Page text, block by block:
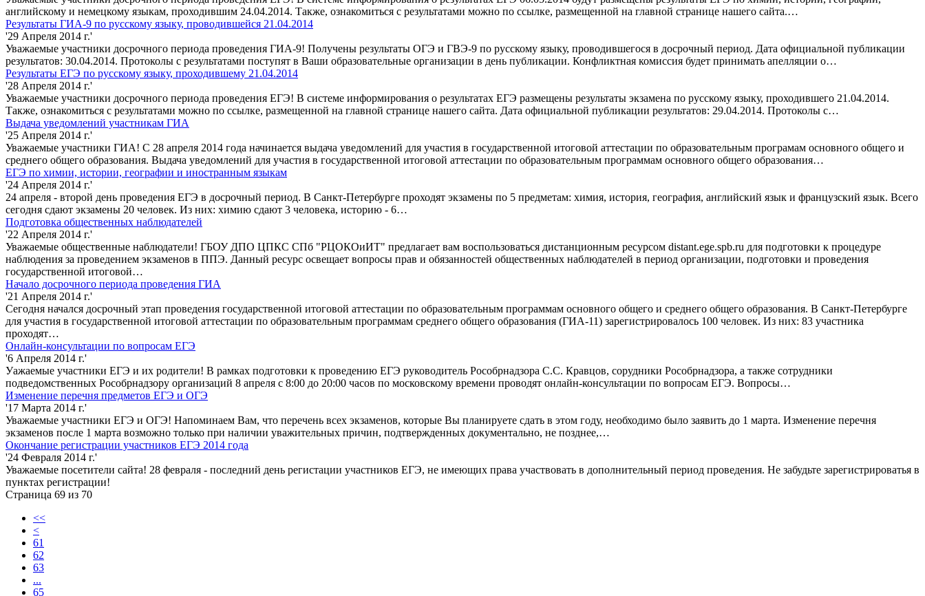
английскому и немецкому языкам, проходившим 24.04.2014. Также, ознакомиться с результатами можно по ссылке, размещенной на главной странице нашего сайта.…
Результаты ГИА-9 по русскому языку, проводившейся 21.04.2014
'29 Апреля 2014 г.'
Уважаемые участники досрочного периода проведения ГИА-9! Получены результаты ОГЭ и ГВЭ-9 по русскому языку, проводившегося в досрочный период. Дата официальной публикации
результатов: 30.04.2014. Протоколы с результатами поступят в Ваши образовательные организации в день публикации. Конфликтная комиссия будет принимать апелляции о…
Результаты ЕГЭ по русскому языку, проходившему 21.04.2014
'28 Апреля 2014 г.'
Уважаемые участники досрочного периода проведения ЕГЭ! В системе информирования о результатах ЕГЭ размещены результаты экзамена по русскому языку, проходившего 21.04.2014.
Также, ознакомиться с результатами можно по ссылке, размещенной на главной странице нашего сайта. Дата официальной публикации результатов: 29.04.2014. Протоколы с…
Выдача уведомлений участникам ГИА
'25 Апреля 2014 г.'
Уважаемые участники ГИА! С 28 апреля 2014 года начинается выдача уведомлений для участия в государственной итоговой аттестации по образовательным програмам основного общего и
среднего общего образования. Выдача уведомлений для участия в государственной итоговой аттестации по образовательным программам основного общего образования…
ЕГЭ по химии, истории, географии и иностранным языкам
'24 Апреля 2014 г.'
24 апреля - второй день проведения ЕГЭ в досрочный период. В Санкт-Петербурге проходят экзамены по 5 предметам: химия, история, география, английский язык и французский язык. Всего
сегодня сдают экзамены 20 человек. Из них: химию сдают 3 человека, историю - 6…
Подготовка общественных наблюдателей
'22 Апреля 2014 г.'
Уважаемые общественные наблюдатели! ГБОУ ДПО ЦПКС СПб "РЦОКОиИТ" предлагает вам воспользоваться дистанционным ресурсом distant.ege.spb.ru для подготовки к процедуре
наблюдения за проведением экзаменов в ППЭ. Данный ресурс освещает вопросы прав и обязанностей общественных наблюдателей в период организации, подготовки и проведения
государственной итоговой…
Начало досрочного периода проведения ГИА
'21 Апреля 2014 г.'
Сегодня начался досрочный этап проведения государственной итоговой аттестации по образовательным программам основного общего и среднего общего образования. В Санкт-Петербурге
для участия в государственной итоговой аттестации по образовательным программам среднего общего образования (ГИА-11) зарегистрировалось 100 человек. Из них: 83 участника
проходят…
Онлайн-консультации по вопросам ЕГЭ
'6 Апреля 2014 г.'
Уажаемые участники ЕГЭ и их родители! В рамках подготовки к проведению ЕГЭ руководитель Рособрнадзора С.С. Кравцов, сорудники Рособрнадзора, а также сотрудники
подведомственных Рособрнадзору организаций 8 апреля с 8:00 до 20:00 часов по московскому времени проводят онлайн-консультации по вопросам ЕГЭ. Вопросы…
Изменение перечня предметов ЕГЭ и ОГЭ
'17 Марта 2014 г.'
Уважаемые участники ЕГЭ и ОГЭ! Напоминаем Вам, что перечень всех экзаменов, которые Вы планируете сдать в этом году, необходимо было заявить до 1 марта. Изменение перечня
экзаменов после 1 марта возможно только при наличии уважительных причин, подтвержденных документально, не позднее,…
Окончание регистрации участников ЕГЭ 2014 года
'24 Февраля 2014 г.'
Уважаемые посетители сайта! 28 февраля - последний день регистации участников ЕГЭ, не имеющих права участвовать в дополнительный период проведения. Не забудьте зарегистрироватья в
пунктах регистрации!
Страница 69 из 70
<<
<
61
62
63
...
65